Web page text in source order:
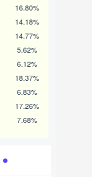
16.80%
14.18%
14.77%
5.62%
6.12%
18.37%
6.83%
17.26%
7.68%